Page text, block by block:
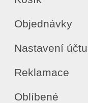
Objednávky
Nastavení účtu
Reklamace
Oblíbené